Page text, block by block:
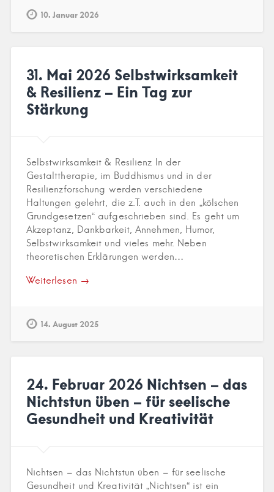
10. Januar 2026
31. Mai 2026 Selbstwirksamkeit
& Resilienz – Ein Tag zur
Stärkung
Selbstwirksamkeit & Resilienz In der
Gestalttherapie, im Buddhismus und in der
Resilienzforschung werden verschiedene
Haltungen gelehrt, die z.T. auch in den „kölschen
Grundgesetzen“ aufgeschrieben sind. Es geht um
Akzeptanz, Dankbarkeit, Annehmen, Humor,
Selbstwirksamkeit und vieles mehr. Neben
theoretischen Erklärungen werden…
Weiterlesen →
14. August 2025
24. Februar 2026 Nichtsen – das
Nichtstun üben – für seelische
Gesundheit und Kreativität
Nichtsen – das Nichtstun üben – für seelische
Gesundheit und Kreativität „Nichtsen“ ist ein